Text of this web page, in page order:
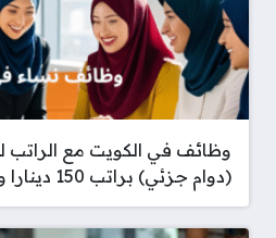
وظائف في الكويت مع الراتب
(دوام جزئي) براتب 150 دينارا وعمولة